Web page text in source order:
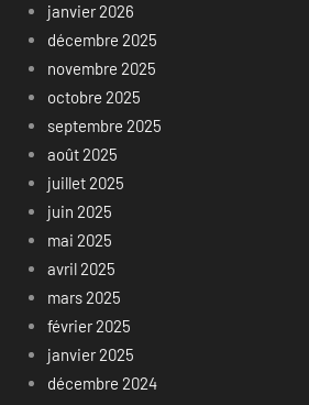
janvier 2026
décembre 2025
novembre 2025
octobre 2025
septembre 2025
août 2025
juillet 2025
juin 2025
mai 2025
avril 2025
mars 2025
février 2025
janvier 2025
décembre 2024